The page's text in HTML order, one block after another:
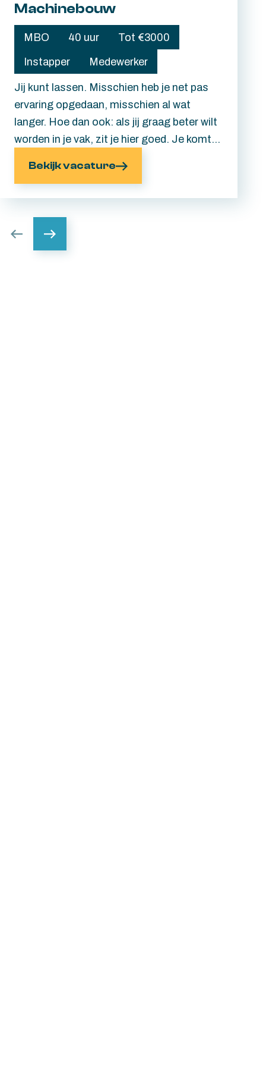
Machinebouw
MBO
40 uur
Tot €3000
Instapper
Medewerker
Jij kunt lassen. Misschien heb je net pas
ervaring opgedaan, misschien al wat
langer. Hoe dan ook: als jij graag beter wilt
worden in je vak, zit je hier goed. Je komt
wordt gewerkt, veel wordt gelachen en
collega's voor elkaar klaarstaan. En om
start.
Bekijk vacature